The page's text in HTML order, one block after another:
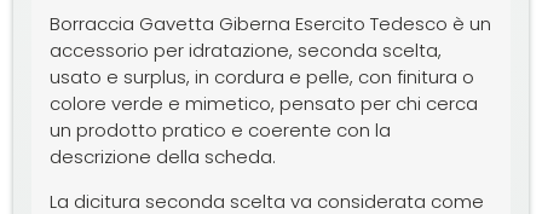
Borraccia Gavetta Giberna Esercito Tedesco è un
accessorio per idratazione, seconda scelta,
usato e surplus, in cordura e pelle, con finitura o
colore verde e mimetico, pensato per chi cerca
un prodotto pratico e coerente con la
descrizione della scheda.
La dicitura seconda scelta va considerata come